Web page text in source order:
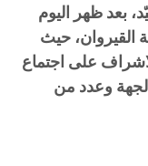
بعد ظهر اليوم
القيروان، حيث
على اجتماع
وعدد من